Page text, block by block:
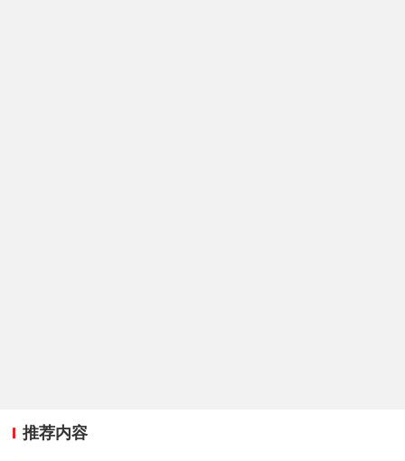
推荐内容